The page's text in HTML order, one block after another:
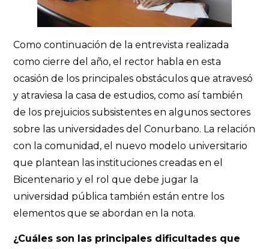
Como continuación de la entrevista realizada
como cierre del año, el rector habla en esta
ocasión de los principales obstáculos que atravesó
y atraviesa la casa de estudios, como así también
de los prejuicios subsistentes en algunos sectores
sobre las universidades del Conurbano. La relación
con la comunidad, el nuevo modelo universitario
que plantean las instituciones creadas en el
Bicentenario y el rol que debe jugar la
universidad pública también están entre los
elementos que se abordan en la nota.
¿Cuáles son las principales dificultades que